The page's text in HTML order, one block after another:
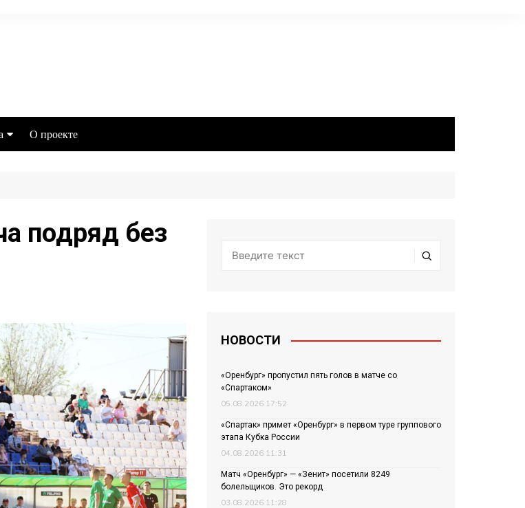
спорта
О проекте
подряд без
НОВОСТИ
«Оренбург» пропустил пять голов в матче со
«Спартаком»
05.08.2026 17:52
«Спартак» примет «Оренбург» в первом туре группового
этапа Кубка России
04.08.2026 11:31
Матч «Оренбург» — «Зенит» посетили 8249
болельщиков. Это рекорд
03.08.2026 11:28